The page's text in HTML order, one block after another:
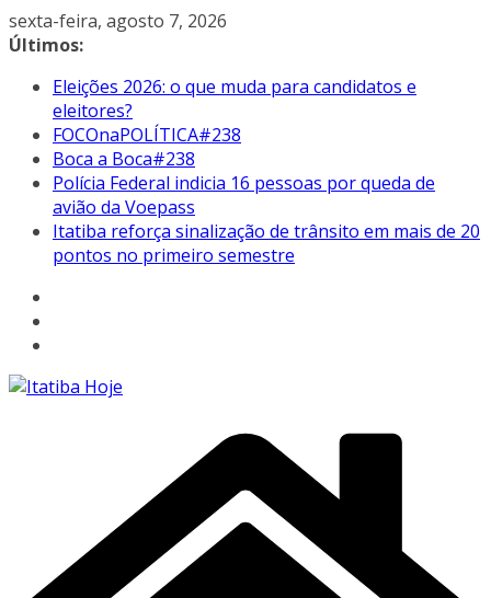
Pular
para
conteúdo
sexta-feira, agosto 7, 2026
Últimos:
Eleições 2026: o que muda para candidatos e
eleitores?
FOCOnaPOLÍTICA#238
Boca a Boca#238
Polícia Federal indicia 16 pessoas por queda de
avião da Voepass
Itatiba reforça sinalização de trânsito em mais de 20
pontos no primeiro semestre